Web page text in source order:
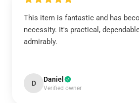
This item is fantastic and has
necessity. It's practical,
admirably.
D Daniel
Verified owner